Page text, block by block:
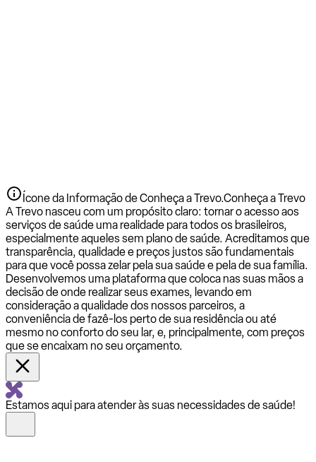
Ícone da Informação de Conheça a Trevo.Conheça a Trevo
A Trevo nasceu com um propósito claro: tornar o acesso aos
serviços de saúde uma realidade para todos os brasileiros,
especialmente aqueles sem plano de saúde. Acreditamos que
transparência, qualidade e preços justos são fundamentais
para que você possa zelar pela sua saúde e pela de sua família.
Desenvolvemos uma plataforma que coloca nas suas mãos a
decisão de onde realizar seus exames, levando em
consideração a qualidade dos nossos parceiros, a
conveniência de fazê-los perto de sua residência ou até
mesmo no conforto do seu lar, e, principalmente, com preços
que se encaixam no seu orçamento.
Estamos aqui para atender às suas necessidades de saúde!